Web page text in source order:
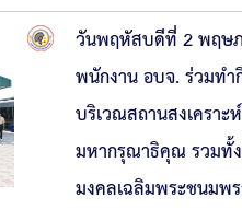
วันพฤหัสบดีที่ 2 พฤษ
พนักงาน อบจ. ร่วมท
บริเวณสถานสงเครา
มหากรุณาธิคุณ รวมทั้ง
มงคลเฉลิมพระชนมพ